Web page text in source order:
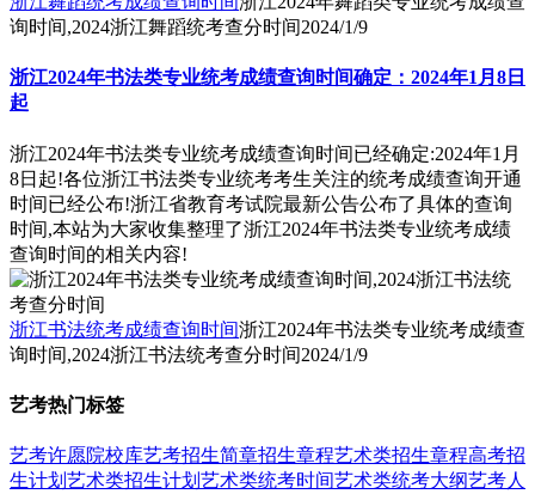
询时间,2024浙江舞蹈统考查分时间2024/1/9
浙江2024年书法类专业统考成绩查询时间确定：2024年1月8日
起
浙江2024年书法类专业统考成绩查询时间已经确定:2024年1月
8日起!各位浙江书法类专业统考考生关注的统考成绩查询开通
时间已经公布!浙江省教育考试院最新公告公布了具体的查询
时间,本站为大家收集整理了浙江2024年书法类专业统考成绩
查询时间的相关内容!
浙江书法统考成绩查询时间浙江2024年书法类专业统考成绩查
询时间,2024浙江书法统考查分时间2024/1/9
艺考热门标签
艺考许愿院校库艺考招生简章招生章程艺术类招生章程高考招
生计划 艺术类招生计划 艺术类统考时间艺术类统考大纲艺考人